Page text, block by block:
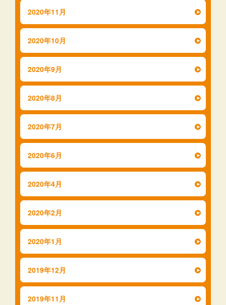
2020年11月
2020年10月
2020年9月
2020年8月
2020年7月
2020年6月
2020年4月
2020年2月
2020年1月
2019年12月
2019年11月